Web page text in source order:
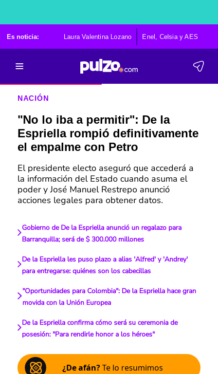
Es noticia: Laura Valentina Lozano Enel, Celsia y AES
NACIÓN
"No lo iba a permitir": De la
Espriella rompió definitivamente
el empalme con Petro
El presidente electo aseguró que accederá a
la información del Estado cuando asuma el
poder y José Manuel Restrepo anunció
acciones legales para obtener datos.
Gobierno de De la Espriella anunció un regalazo para
Barranquilla; será de $ 300.000 millones
De la Espriella les puso plazo a alias 'Alfred' y 'Andrey'
para entregarse: quiénes son los cabecillas
"Oportunidades para Colombia": De la Espriella hace gran
movida con la Unión Europea
De la Espriella confirma cómo será su ceremonia de
posesión: "Para rendirle honor a los héroes"
¿De afán?Te lo resumimos